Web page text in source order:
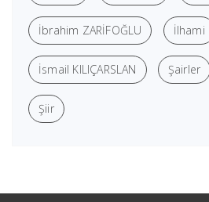
İbrahim ZARİFOĞLU İlhami
İsmail KILIÇARSLAN Şairler
Şiir